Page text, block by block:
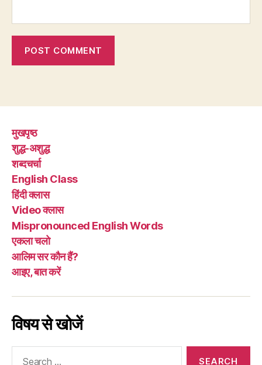
मुखपृष्ठ
शुद्ध-अशुद्ध
शब्दचर्चा
English Class
हिंदी क्लास
Video क्लास
Mispronounced English Words
एकला चलो
आलिम सर कौन हैं?
आइए, बात करें
विषय से खोजें